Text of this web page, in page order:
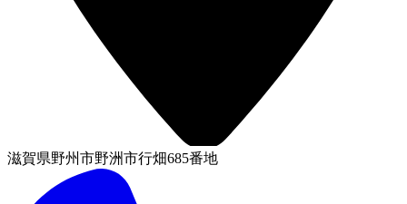
滋賀県野州市野洲市行畑685番地